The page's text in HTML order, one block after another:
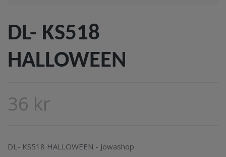
DL- KS518
HALLOWEEN
36 kr
DL- KS518 HALLOWEEN - Jowashop